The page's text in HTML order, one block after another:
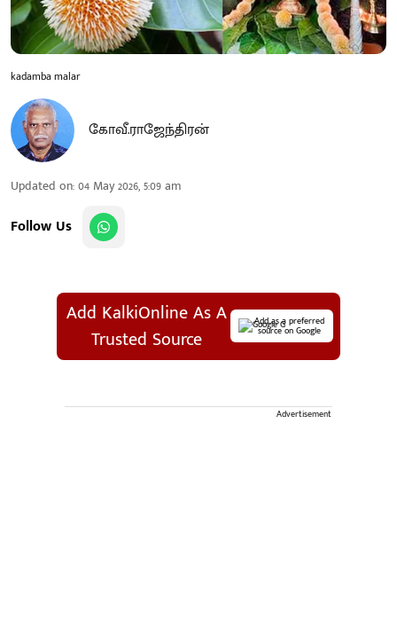
kadamba malar
கோவீ.ராஜேந்திரன்
Updated on:04 May 2026, 5:09 am
Follow Us
Add KalkiOnline As A
Trusted Source
Add as a preferred
source on Google
Advertisement